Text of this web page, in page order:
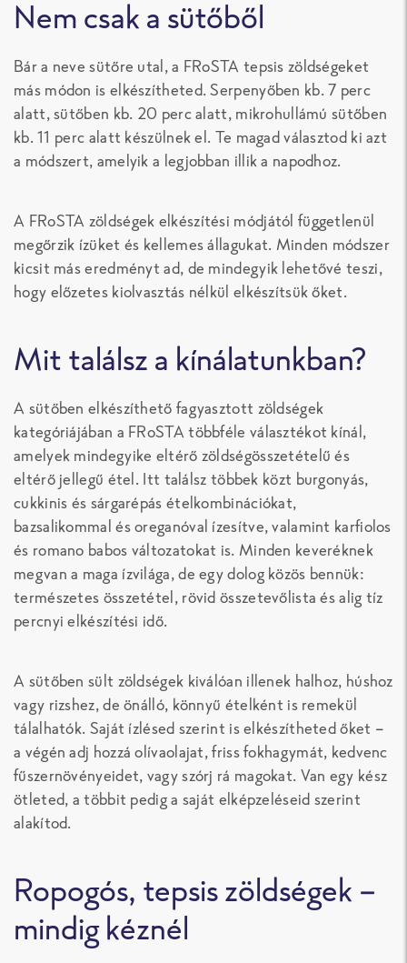
Nem csak a sütőből
Bár a neve sütőre utal, a FRoSTA tepsis zöldségeket
más módon is elkészítheted. Serpenyőben kb. 7 perc
alatt, sütőben kb. 20 perc alatt, mikrohullámú sütőben
kb. 11 perc alatt készülnek el. Te magad választod ki azt
a módszert, amelyik a legjobban illik a napodhoz.
A FRoSTA zöldségek elkészítési módjától függetlenül
megőrzik ízüket és kellemes állagukat. Minden módszer
kicsit más eredményt ad, de mindegyik lehetővé teszi,
hogy előzetes kiolvasztás nélkül elkészítsük őket.
Mit találsz a kínálatunkban?
A sütőben elkészíthető fagyasztott zöldségek
kategóriájában a FRoSTA többféle választékot kínál,
amelyek mindegyike eltérő zöldségösszetételű és
eltérő jellegű étel. Itt találsz többek közt burgonyás,
cukkinis és sárgarépás ételkombinációkat,
bazsalikommal és oreganóval ízesítve, valamint karfiolos
és romano babos változatokat is. Minden keveréknek
megvan a maga ízvilága, de egy dolog közös bennük:
természetes összetétel, rövid összetevőlista és alig tíz
percnyi elkészítési idő.
A sütőben sült zöldségek kiválóan illenek halhoz, húshoz
vagy rizshez, de önálló, könnyű ételként is remekül
tálalhatók. Saját ízlésed szerint is elkészítheted őket –
a végén adj hozzá olívaolajat, friss fokhagymát, kedvenc
fűszernövényeidet, vagy szórj rá magokat. Van egy kész
ötleted, a többit pedig a saját elképzeléseid szerint
alakítod.
Ropogós, tepsis zöldségek –
mindig kéznél